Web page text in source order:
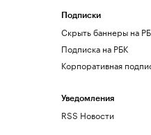
Подписки
Скрыть баннеры на
Подписка на РБК
Корпоративная
Уведомления
RSS Новости